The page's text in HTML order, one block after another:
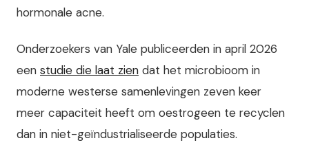
hormonale acne.
Onderzoekers van Yale publiceerden in april 2026
een studie die laat zien dat het microbioom in
moderne westerse samenlevingen zeven keer
meer capaciteit heeft om oestrogeen te recyclen
dan in niet-geïndustrialiseerde populaties.